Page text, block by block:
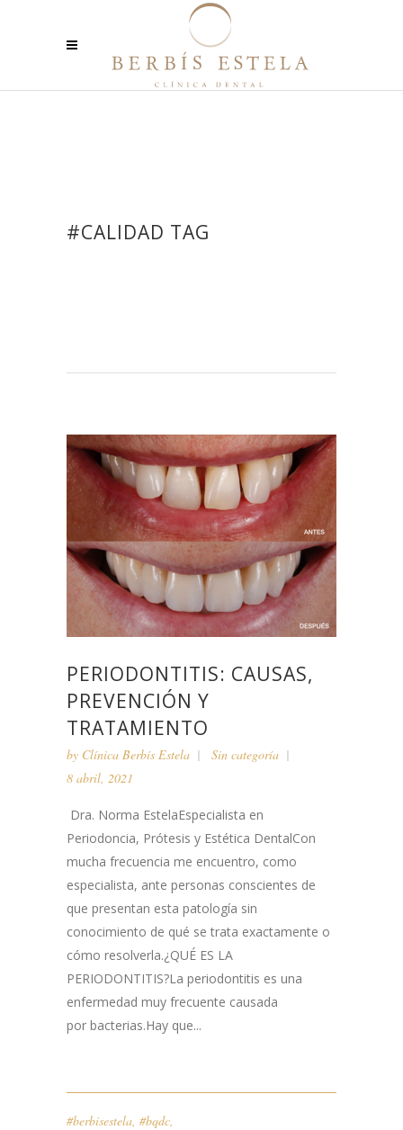
#CALIDAD TAG
PERIODONTITIS: CAUSAS,
PREVENCIÓN Y
TRATAMIENTO
by Clínica Berbís Estela
Sin categoría
8 abril, 2021
Dra. Norma EstelaEspecialista en
Periodoncia, Prótesis y Estética DentalCon
mucha frecuencia me encuentro, como
especialista, ante personas conscientes de
que presentan esta patología sin
conocimiento de qué se trata exactamente o
cómo resolverla.¿QUÉ ES LA
PERIODONTITIS?La periodontitis es una
enfermedad muy frecuente causada
por bacterias.Hay que...
#berbisestela, #bqdc,